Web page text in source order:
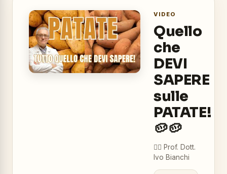
VIDEO
Quello
che
DEVI
SAPERE
sulle
PATATE!
🥔🥔
👨‍⚕️ Prof. Dott.
Ivo Bianchi